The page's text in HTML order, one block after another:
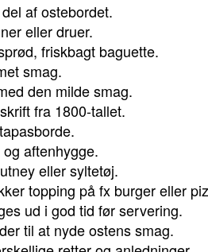
af ostebordet.
eller druer.
friskbagt baguette.
smag.
den milde smag.
fra 1800-tallet.
aftenhygge.
eller syltetøj.
topping på fx burger eller
ud i god tid før servering.
til at nyde ostens smag.